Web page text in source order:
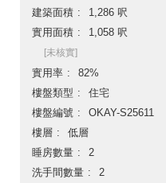
建築面積
1,286 呎
實用面積
1,058 呎
[未核實]
實用率
82%
樓盤類型
住宅
樓盤編號
OKAY-S25611
樓層
低層
睡房數量
2
洗手間數量
2